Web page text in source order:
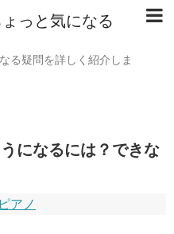
っと気になる
る疑問を詳しく紹介しま
になるには？できな
ピアノ